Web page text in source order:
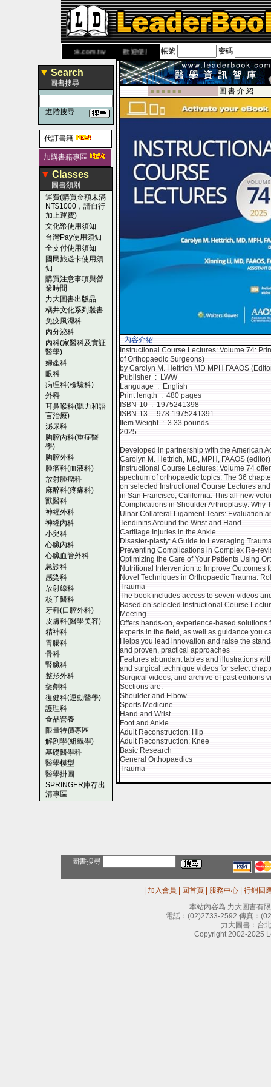
www.leaderbook.com.tw歡迎使用 國民旅遊卡！！
帳號 密碼
▼ Search
圖書搜尋
- 進階搜尋
代訂書籍
加購書籍專區
▼ Classes
圖書類別
運費(購買金額未滿
NT$1000，請自行
加上運費)
文化幣使用須知
台灣Pay使用須知
全支付使用須知
國民旅遊卡使用須
知
購買注意事項與營
業時間
力大圖書出版品
橘井文化系列叢書
免疫風濕科
內分泌科
內科(家醫科及實証
醫學)
婦產科
眼科
病理科(檢驗科)
外科
耳鼻喉科(聽力和語
言治療)
泌尿科
胸腔內科(重症醫
學)
胸腔外科
腫瘤科(血液科)
放射腫瘤科
麻醉科(疼痛科)
獸醫科
神經外科
神經內科
小兒科
心臟內科
心臟血管外科
急診科
感染科
放射線科
核子醫科
牙科(口腔外科)
皮膚科(醫學美容)
精神科
胃腸科
骨科
腎臟科
整形外科
藥劑科
復健科(運動醫學)
護理科
食品營養
限量特價專區
解剖學(組織學)
基礎醫學科
醫學模型
醫學掛圖
SPRINGER庫存出
清專區
-■ ■ ■ ■ ■ ■ 圖 書 介 紹
- 內容介紹
Instructional Course Lectures: Volume 74:
of Orthopaedic Surgeons)
by Carolyn M. Hettrich MD MPH FAAOS
Publisher ‏ : ‎ LWW
Language ‏ : ‎ English
Print length ‏ : ‎ 480 pages
ISBN-10 ‏ : ‎ 1975241398
ISBN-13 ‏ : ‎ 978-1975241391
Item Weight ‏ : ‎ 3.33 pounds
2025
Developed in partnership with the American
Carolyn M. Hettrich, MD, MPH, FAAOS
Instructional Course Lectures: Volume 74
spectrum of orthopaedic topics. The 36
on selected Instructional Course Lectures
in San Francisco, California. This all-new
Complications in Shoulder Arthroplasty: Why
Ulnar Collateral Ligament Tears: Evaluation
Tendinitis Around the Wrist and Hand
Cartilage Injuries in the Ankle
Disaster-plasty: A Guide to Leveraging
Preventing Complications in Complex Re-
Optimizing the Care of Your Patients Using
Nutritional Intervention to Improve Outcomes
Novel Techniques in Orthopaedic Trauma:
Trauma
The book includes access to seven videos
Based on selected Instructional Course
Meeting
Offers hands-on, experience-based
experts in the field, as well as guidance you
Helps you lead innovation and raise the
and proven, practical approaches
Features abundant tables and illustrations
and surgical technique videos for select
Surgical videos, and archive of past editions
Sections are:
Shoulder and Elbow
Sports Medicine
Hand and Wrist
Foot and Ankle
Adult Reconstruction: Hip
Adult Reconstruction: Knee
Basic Research
General Orthopaedics
Trauma
圖書搜尋
加入會員 回首頁 服務中心
行銷回
本站內容為 力大圖書有
電話： (02)2733-2592 傳真：
力大圖書：台
Copyright 2002-2025